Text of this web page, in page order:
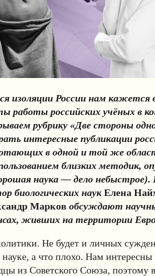
изоляции России нам
работы российских учёных в
рубрику «Две стороны
интересные публикации
в одной и той же
близких методик,
наука — дело небыстрое).
биологических наукЕлена
Марковобсуждают
живших на территории
Не будет и личных
а что плохо. Нам интересны
из Советского Союза, поэтому